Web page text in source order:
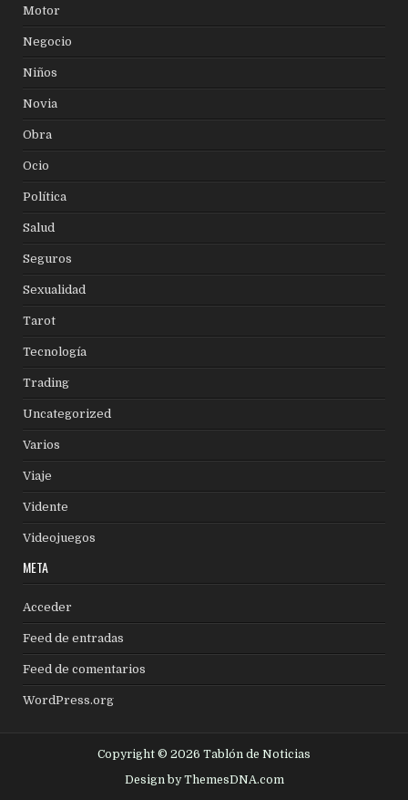
Motor
Negocio
Niños
Novia
Obra
Ocio
Política
Salud
Seguros
Sexualidad
Tarot
Tecnología
Trading
Uncategorized
Varios
Viaje
Vidente
Videojuegos
META
Acceder
Feed de entradas
Feed de comentarios
WordPress.org
Copyright © 2026 Tablón de Noticias
Design by ThemesDNA.com